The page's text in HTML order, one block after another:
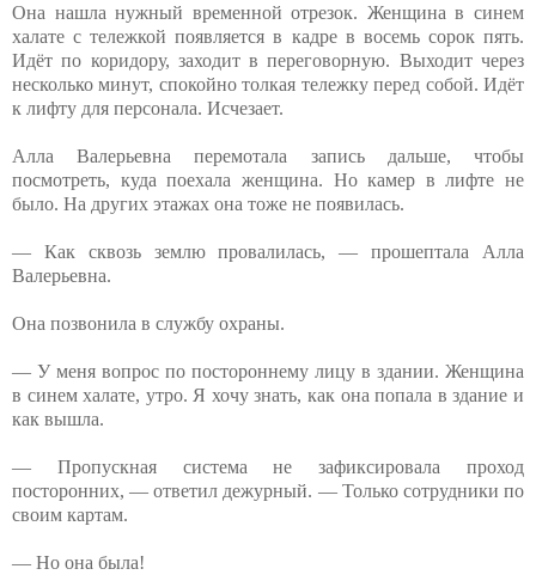
Она нашла нужный временной отрезок. Женщина в синем
халате с тележкой появляется в кадре в восемь сорок пять.
Идёт по коридору, заходит в переговорную. Выходит через
несколько минут, спокойно толкая тележку перед собой. Идёт
к лифту для персонала. Исчезает.
Алла Валерьевна перемотала запись дальше, чтобы
посмотреть, куда поехала женщина. Но камер в лифте не
было. На других этажах она тоже не появилась.
— Как сквозь землю провалилась, — прошептала Алла
Валерьевна.
Она позвонила в службу охраны.
— У меня вопрос по постороннему лицу в здании. Женщина
в синем халате, утро. Я хочу знать, как она попала в здание и
как вышла.
— Пропускная система не зафиксировала проход
посторонних, — ответил дежурный. — Только сотрудники по
своим картам.
— Но она была!